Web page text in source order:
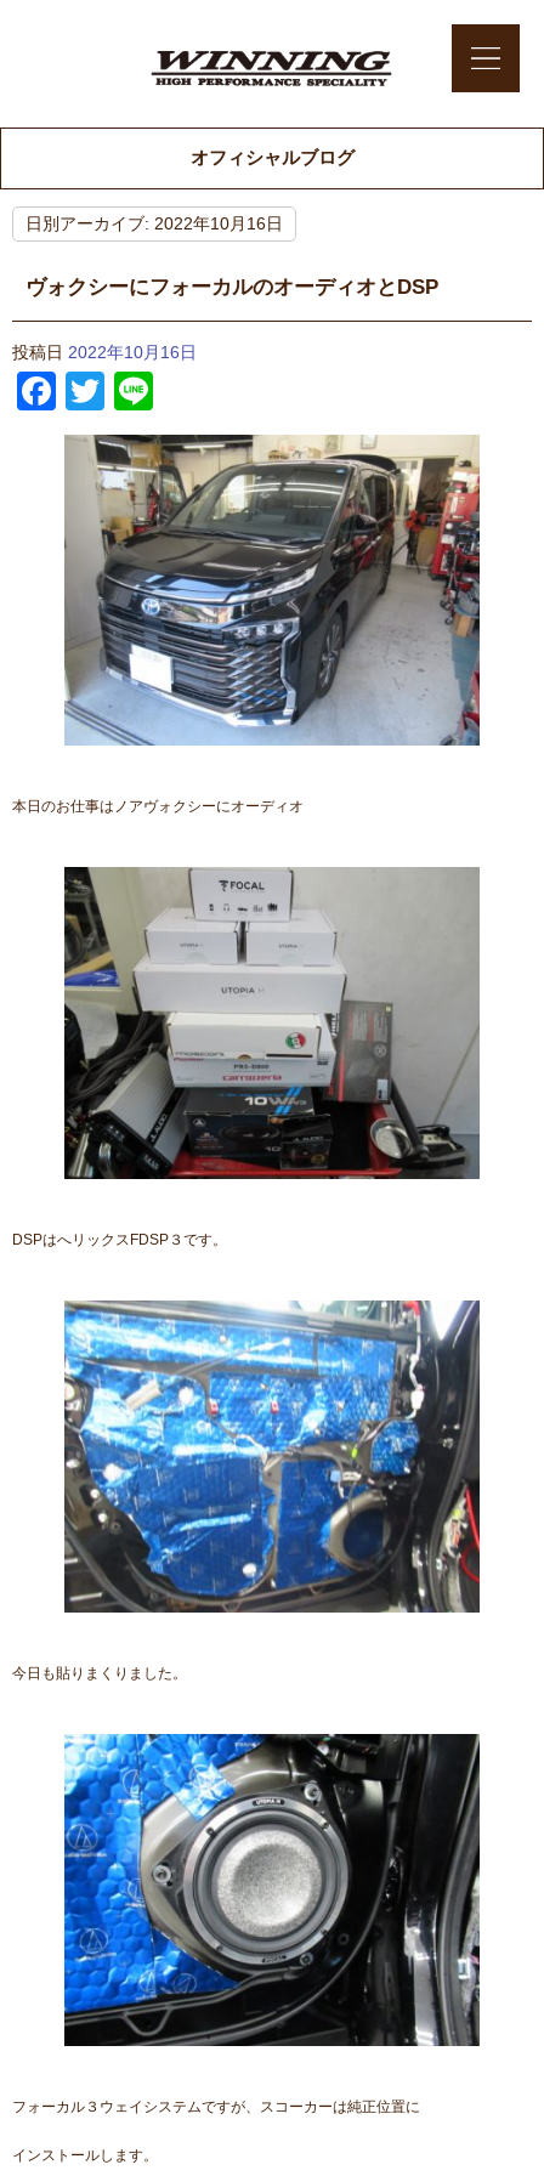
オフィシャルブログ
日別アーカイブ: 2022年10月16日
ヴォクシーにフォーカルのオーディオとDSP
投稿日 2022年10月16日
Facebook
Twitter
本日のお仕事はノアヴォクシーにオーディオ
DSPはへリックスFDSP３です。
今日も貼りまくりました。
フォーカル３ウェイシステムですが、スコーカーは純正位置に
インストールします。